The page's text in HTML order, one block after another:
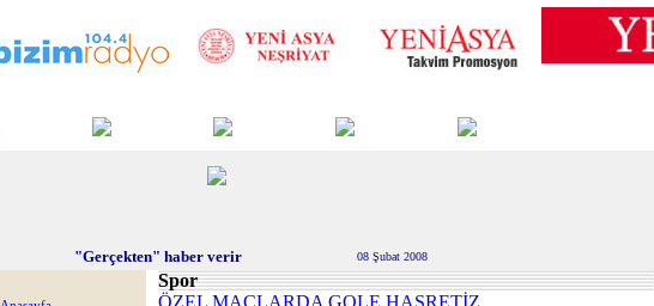
"Gerçekten" haber verir 08 Şubat 2008
Spor
ÖZEL MAÇLARDA GOLE HASRETİZ